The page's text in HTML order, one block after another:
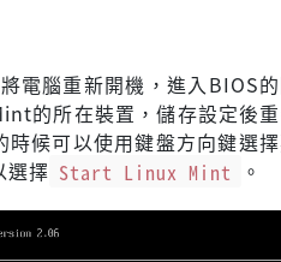
腦重新開機，進入BIOS
的所在裝置，儲存設定後
候可以使用鍵盤方向鍵選
選擇 Start Linux Mint 。